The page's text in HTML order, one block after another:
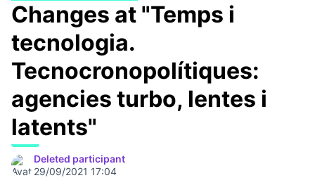
Changes at "Temps i
tecnologia.
Tecnocronopolítiques:
agencies turbo, lentes i
latents"
Deleted participant
29/09/2021 17:04